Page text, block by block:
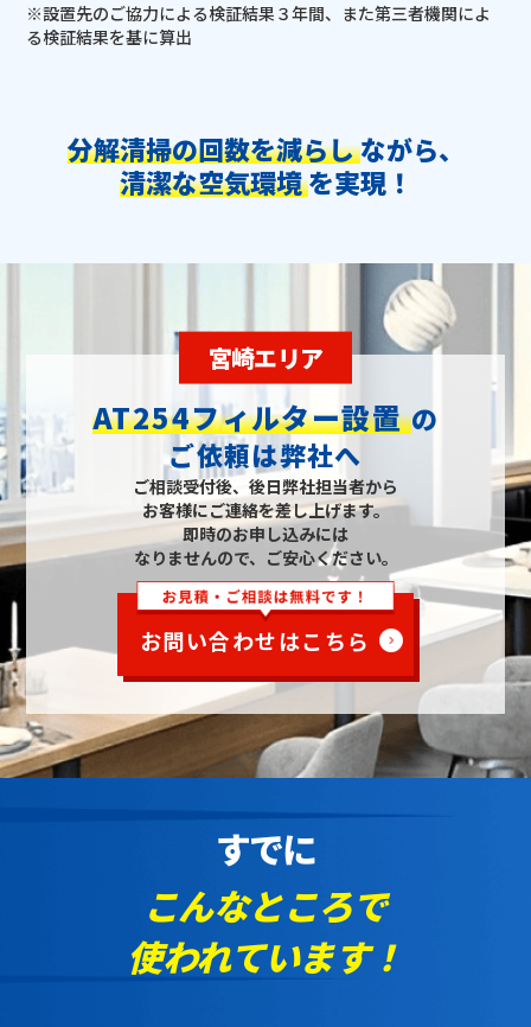
※設置先のご協力による検証結果３年間、また第三者機関によ
る検証結果を基に算出
分解清掃の回数を減らしながら、
清潔な空気環境を実現！
宮崎エリア
AT254フィルター設置の
ご依頼は弊社へ
ご相談受付後、後日弊社担当者から
お客様にご連絡を差し上げます。
即時のお申し込みには
なりませんので、ご安心ください。
お問い合わせはこちら
すでに
こんなところで
使われています！